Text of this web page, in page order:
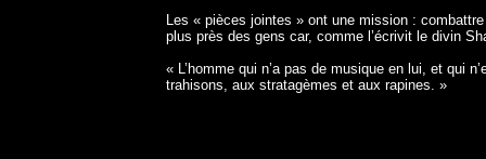
Les « pièces jointes » ont une mission :
plus près des gens car, comme l’écrivit le divin
« L’homme qui n’a pas de musique en lui, et qui
trahisons, aux stratagèmes et aux rapines. »